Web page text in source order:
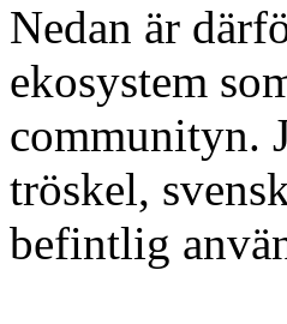
Nedan är
ekosystem
communityn.
tröskel,
befintlig